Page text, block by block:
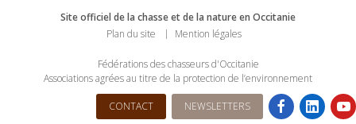
Site officiel de la chasse et de la nature en Occitanie
Plan du site
Mention légales
Fédérations des chasseurs d'Occitanie
Associations agrées au titre de la protection de l’environnement
CONTACT NEWSLETTERS